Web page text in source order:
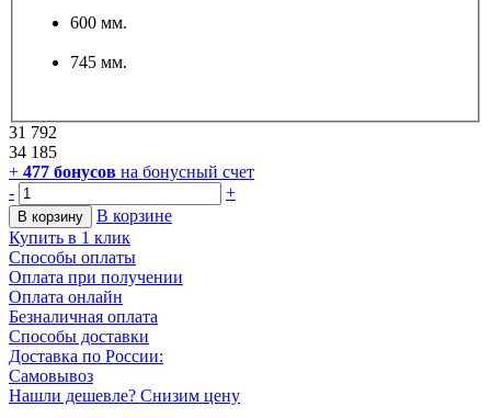
600 мм.
745 мм.
31 792
34 185
+ 477 бонусов на бонусный счет
-
+
В корзину
В корзине
Купить в 1 клик
Способы оплаты
Оплата при получении
Оплата онлайн
Безналичная оплата
Способы доставки
Доставка по России:
Самовывоз
Нашли дешевле? Снизим цену